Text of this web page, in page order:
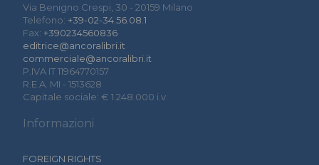
Via Benigno Crespi, 30 - 20159 Milano
Telefono: +39-02-34.56.08.1
Fax: +390234560836
editrice@ancoralibri.it
commerciale@ancoralibri.it
P.IVA IT 11964770157
R.E.A. MI - 1513628
Capitale sociale: € 1.248.000 i.v.
Informazioni
FOREIGN RIGHTS